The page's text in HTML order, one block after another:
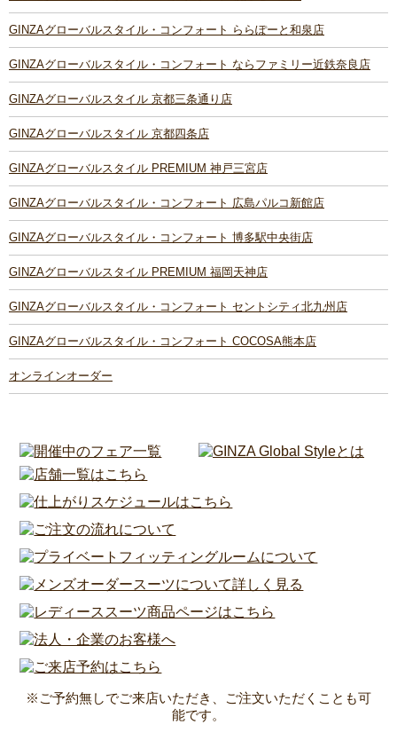
GINZAグローバルスタイル・コンフォート ららぽーと和泉店
GINZAグローバルスタイル・コンフォート ならファミリー近鉄奈良店
GINZAグローバルスタイル 京都三条通り店
GINZAグローバルスタイル 京都四条店
GINZAグローバルスタイル PREMIUM 神戸三宮店
GINZAグローバルスタイル・コンフォート 広島パルコ新館店
GINZAグローバルスタイル・コンフォート 博多駅中央街店
GINZAグローバルスタイル PREMIUM 福岡天神店
GINZAグローバルスタイル・コンフォート セントシティ北九州店
GINZAグローバルスタイル・コンフォート COCOSA熊本店
オンラインオーダー
※ご予約無しでご来店いただき、ご注文いただくことも可
能です。